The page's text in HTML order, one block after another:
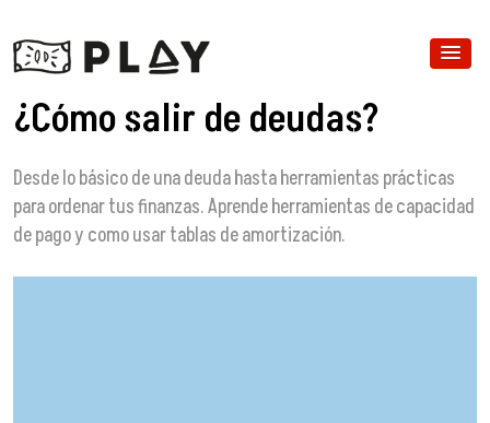
¿Cómo salir de deudas?
Desde lo básico de una deuda hasta herramientas prácticas
para ordenar tus finanzas. Aprende herramientas de capacidad
de pago y como usar tablas de amortización.